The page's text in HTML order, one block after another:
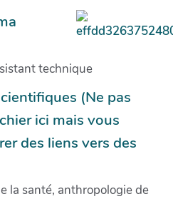
technique
(Ne pas
ici mais vous
des liens vers des
la santé, anthropologie de